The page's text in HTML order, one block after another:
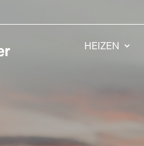
HEIZEN